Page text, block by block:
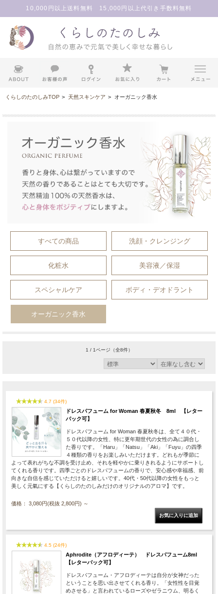
10,000円以上送料無料 15,000円以上代引き手数料無料
くらしのたのしみTOP > 天然スキンケア > オーガニック香水
すべての商品 洗顔・クレンジング
化粧水 美容液／保湿
スペシャルケア ボディ・デオドラント
オーガニック香水
1 / 1ページ （全8件）
4.7 (34件)
ドレスパフューム for Woman 春夏秋冬 8ml 【レター
パック可】
ドレスパフューム for Woman 春夏秋冬は、全て４０代・
５０代以降の女性、特に更年期世代の女性の為に調合し
た香りです。「Haru」「Natsu」「Aki」「Fuyu」の四季
４種類の香りをお楽しみいただけます。どれもが季節に
よって表れがちな不調を受け止め、それを軽やかに乗りきれるようにサポートし
てくれる香りです。四季ごとのドレスパフュームの香りで、安心感や幸福感、前
向きな自信を感じていただけると嬉しいです。40代・50代以降の女性をもっと
美しく元氣にする【くらしのたのしみだけのオリジナルのアロマ】です。
価格： 3,080円(税抜 2,800円) ～
4.5 (24件)
Aphrodite（アフロディーテ） ドレスパフューム8ml
【レターパック可】
ドレスパフューム・アフロディーテは自分が女神だった
ということを思い出させてくれる香り。「女性性を目覚
めさせる」と言われているローズやゼラニウム、明るく